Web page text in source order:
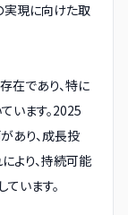
実現に向けた取
在であり、特に
います。2025
あり、成長投
より、持続可能
います。